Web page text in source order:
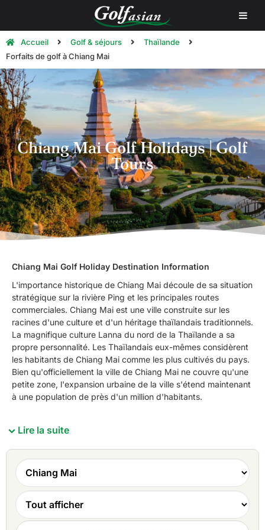
Accueil Golf & séjours
Thaïlande
Forfaits de golf à Chiang Mai
Chiang Mai Golf Holidays | Golf
Tours
Chiang Mai Golf Holiday Destination Information
L'importance historique de Chiang Mai découle de sa situation
stratégique sur la rivière Ping et les principales routes
commerciales. Chiang Mai est une ville construite sur les
racines d'une culture et d'un héritage thaïlandais traditionnels.
La magnifique culture Lanna du nord de la Thaïlande a sa
propre personnalité. Les Thaïlandais eux-mêmes considèrent
les habitants de Chiang Mai comme les plus cultivés du pays.
Bien qu'officiellement la ville de Chiang Mai ne couvre qu'une
petite zone, l'expansion urbaine de la ville s'étend maintenant
à une population de près d'un million d'habitants.
Lire la suite
Le climat de Chiang Mai est divisé en trois saisons
distinctes. La saison fraîche, la meilleure pour le golf à
Chiang Mai, dure d'octobre à fin février. Les températures
moyennes pendant cette période sont de 21°C et les nuits
sont beaucoup plus fraîches. Les mois les plus froids sont
décembre et janvier, où les températures descendent
jusqu'à 5°C la nuit au sommet des montagnes. Les mois les